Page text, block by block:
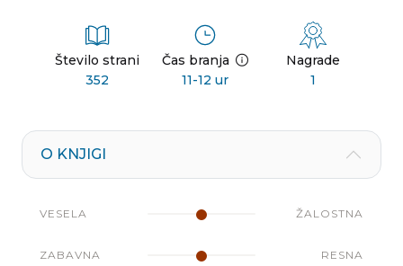
Število strani
352
Čas branja
11-12 ur
Nagrade
1
O KNJIGI
VESELA ŽALOSTNA
ZABAVNA RESNA